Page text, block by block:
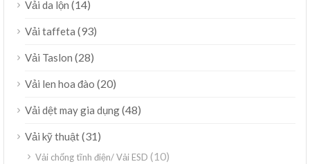
Vải da lộn (14)
Vải taffeta (93)
Vải Taslon (28)
Vải len hoa đào (20)
Vải dệt may gia dụng(48)
Vải kỹ thuật(31)
Vải chống tĩnh điện/ Vải ESD (10)